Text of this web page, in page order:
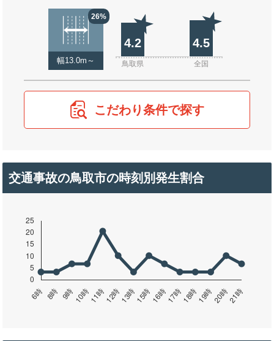
26%
幅13.0m～
4.2 4.5
鳥取県 全国
こだわり条件で探す
交通事故の鳥取市の時刻別発生割合